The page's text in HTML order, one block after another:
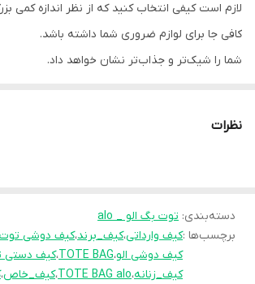
لازم است کیفی انتخاب کنید که از نظر اندازه کمی
کافی جا برای لوازم ضروری شما داشته باشد.
شما را شیک‌تر و جذاب‌تر نشان خواهد داد.
همراه، عطر، کیف پول و… را قرار دهید.
نظرات
دسته‌بندی: توت بگ الو _ alo
برچسب‌ها :کیف وارداتی،کیف_برند،کیف دوشی
کیف دوشی الو،TOTE BAG،کیف دستی
کیف_زنانه،TOTE BAG alo،کیف_خاص،